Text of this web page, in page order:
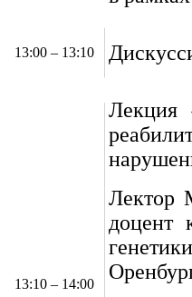
13:00 – 13:10
13:10 – 14:00
Лекция
Лектор
доцент